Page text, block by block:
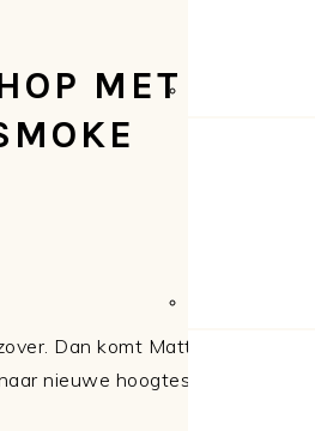
MET
Dan komt Matthias Jacobs,
nieuwe hoogtes brengen.